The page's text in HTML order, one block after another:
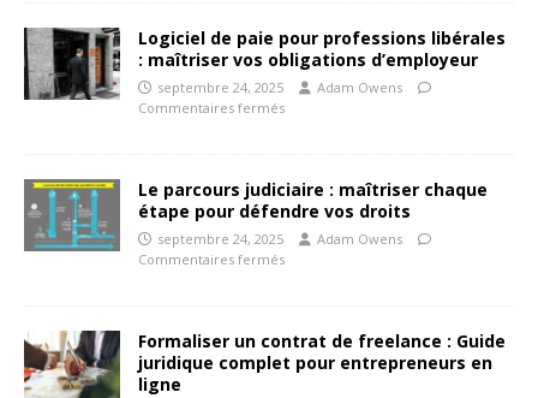
Logiciel de paie pour professions libérales
: maîtriser vos obligations d’employeur
septembre 24, 2025
Adam Owens
Commentaires fermés
Le parcours judiciaire : maîtriser chaque
étape pour défendre vos droits
septembre 24, 2025
Adam Owens
Commentaires fermés
Formaliser un contrat de freelance : Guide
juridique complet pour entrepreneurs en
ligne